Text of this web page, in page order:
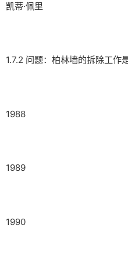
凯蒂·佩里
1.7.2 问题：柏林墙的拆除工作
1988
1989
1990